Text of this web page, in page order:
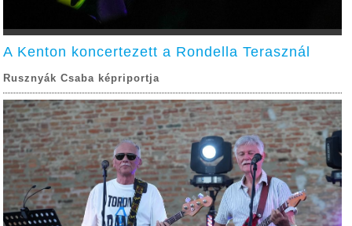
A Kenton koncertezett a Rondella Terasznál
Rusznyák Csaba képriportja